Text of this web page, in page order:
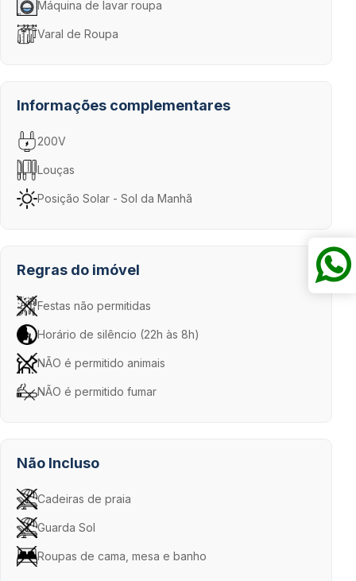
Máquina de lavar roupa
Varal de Roupa
Informações complementares
200V
Louças
Posição Solar - Sol da Manhã
Regras do imóvel
Festas não permitidas
Horário de silêncio (22h às 8h)
NÃO é permitido animais
NÃO é permitido fumar
Não Incluso
Cadeiras de praia
Guarda Sol
Roupas de cama, mesa e banho